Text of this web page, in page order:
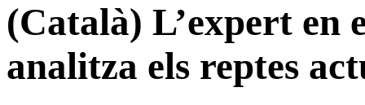
(Català) L’expert en
analitza els reptes